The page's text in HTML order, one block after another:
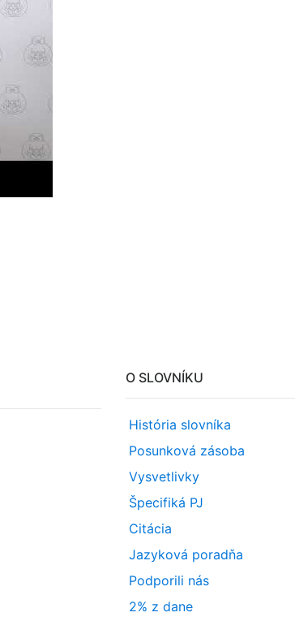
O SLOVNÍKU
História slovníka
Posunková zásoba
Vysvetlivky
Špecifiká PJ
Citácia
Jazyková poradňa
Podporili nás
2% z dane